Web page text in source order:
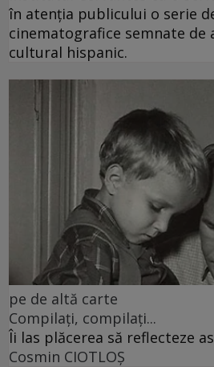
în atenția publicului o serie
cinematografice semnate
cultural hispanic.
pe de altă carte
Compilați, compilați...
Îi las plăcerea să reflecteze
Cosmin CIOTLOŞ